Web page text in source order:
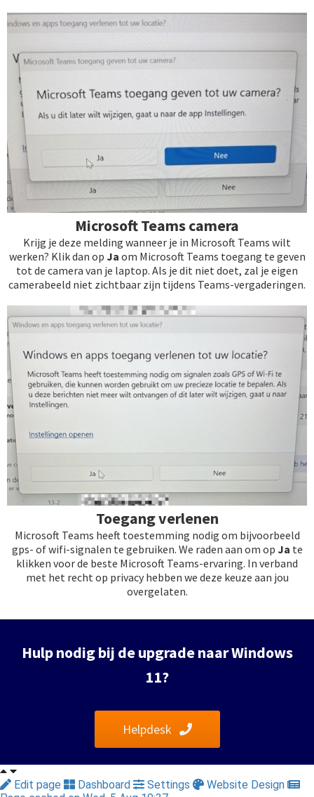
Microsoft Teams camera
Krijg je deze melding wanneer je in Microsoft Teams wilt
werken? Klik dan op Ja om Microsoft Teams toegang te geven
tot de camera van je laptop. Als je dit niet doet, zal je eigen
camerabeeld niet zichtbaar zijn tijdens Teams-vergaderingen.
Toegang verlenen
Microsoft Teams heeft toestemming nodig om bijvoorbeeld
gps- of wifi-signalen te gebruiken. We raden aan om op Ja te
klikken voor de beste Microsoft Teams-ervaring. In verband
met het recht op privacy hebben we deze keuze aan jou
overgelaten.
Hulp nodig bij de upgrade naar Windows
11?
Helpdesk
Edit page Dashboard Settings
Website Design